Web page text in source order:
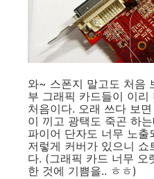
와~ 스폰지 말고도 처음
부 그래픽 카드들이 이
처음이다. 오래 쓰다 보
이 끼고 광택도 죽곤 하
파이어 단자도 너무 노출
저렇게 커버가 있으니 쇼
다. (그래픽 카드 너무 오
한 것에 기쁨을.. ㅎㅎ)